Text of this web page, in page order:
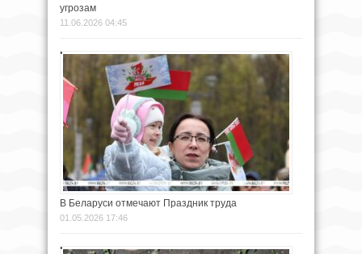
угрозам
11.06.2026 04:45
В Беларуси отмечают Праздник труда
01.05.2026 17:46